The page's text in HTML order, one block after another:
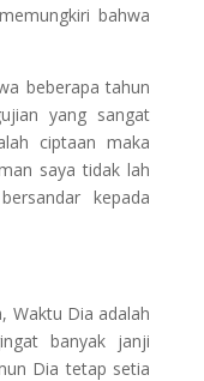
bahwa
beberapa tahun
yang sangat
ciptaan maka
saya tidak lah
kepada
Waktu Dia adalah
banyak janji
Dia tetap setia